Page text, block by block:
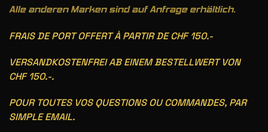
Alle anderen Marken sind auf Anfrage erhältlich.
FRAIS DE PORT OFFERT À PARTIR DE CHF 150.-
VERSANDKOSTENFREI AB EINEM BESTELLWERT VON
CHF 150.-.
POUR TOUTES VOS QUESTIONS OU COMMANDES, PAR
SIMPLE EMAIL.